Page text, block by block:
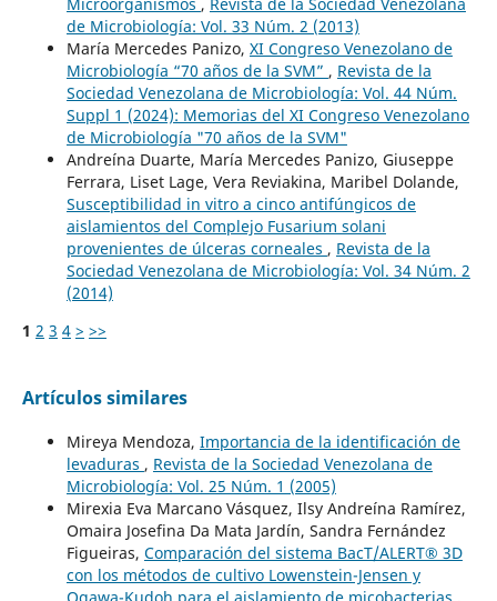
de Microbiología: Vol. 33 Núm. 2 (2013)
María Mercedes Panizo, XI Congreso Venezolano de
Microbiología “70 años de la SVM” , Revista de la
Sociedad Venezolana de Microbiología: Vol. 44 Núm.
Suppl 1 (2024): Memorias del XI Congreso Venezolano
de Microbiología "70 años de la SVM"
Andreína Duarte, María Mercedes Panizo, Giuseppe
Ferrara, Liset Lage, Vera Reviakina, Maribel Dolande,
Susceptibilidad in vitro a cinco antifúngicos de
aislamientos del Complejo Fusarium solani
provenientes de úlceras corneales , Revista de la
Sociedad Venezolana de Microbiología: Vol. 34 Núm. 2
(2014)
1 2 3 4 > >>
Artículos similares
Mireya Mendoza, Importancia de la identificación de
levaduras , Revista de la Sociedad Venezolana de
Microbiología: Vol. 25 Núm. 1 (2005)
Mirexia Eva Marcano Vásquez, Ilsy Andreína Ramírez,
Omaira Josefina Da Mata Jardín, Sandra Fernández
Figueiras, Comparación del sistema BacT/ALERT® 3D
con los métodos de cultivo Lowenstein-Jensen y